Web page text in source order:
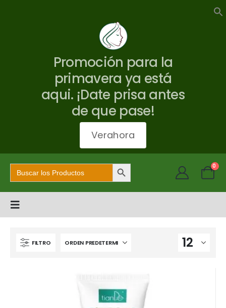
Promoción para la
primavera ya está
aqui. ¡Date prisa antes
de que pase!
Verahora
Buscar: Botón de búsqueda 0
FILTRO